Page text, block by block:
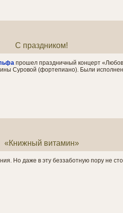
C праздником!
прошел праздничный концерт
Суровой (фортепиано). Были
«Книжный витамин»
Но даже в эту беззаботную пору не